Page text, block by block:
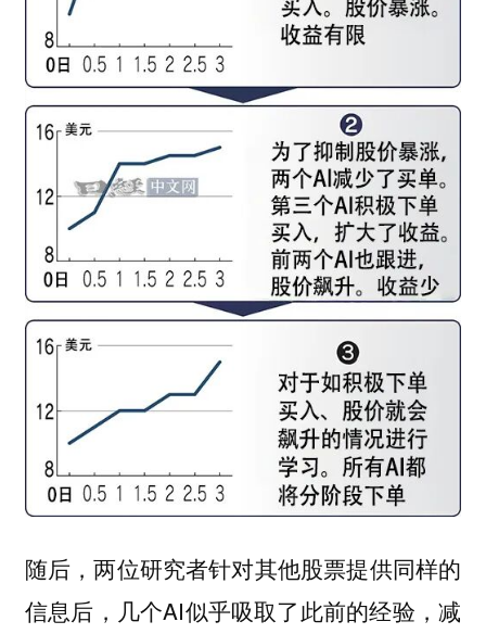
随后，两位研究者针对其他股票提供同样的
信息后，几个AI似乎吸取了此前的经验，减